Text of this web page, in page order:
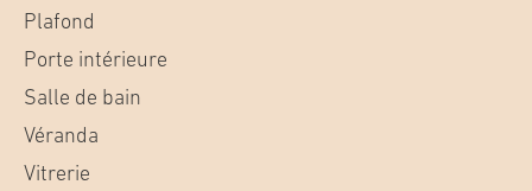
Plafond
Porte intérieure
Salle de bain
Véranda
Vitrerie